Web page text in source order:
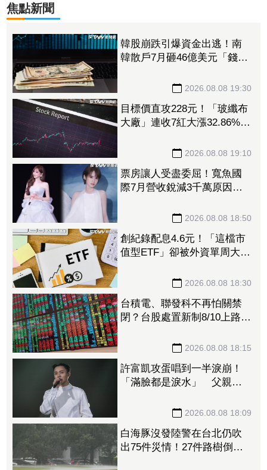
焦點新聞
韓股崩跌引爆資金出逃！南
韓散戶7月砸46億美元「錢」
2026.08.08 19:30
目標價直攻228元！「玻纖布
大廠」連收7紅大漲32.86%
2026.08.08 19:10
票房讓人受盡委屈！寬魚國
際7月營收銳減3千萬原因曝
網笑翻：是吃了誠實果實嗎
2026.08.08 18:50
創紀錄配息4.6元！「這檔市
值型ETF」卻被外資單周大砍
被抽回2億元
2026.08.08 18:30
台積電、聯發科不再怕關禁
閉？台股處置新制8/10上路！
2026.08.08 18:15
許富凱攻蛋唱到一半淚崩！
「滿臉都是淚水」 父親節
2026.08.08 18:09
白海豚沒發陸警在台北仍吹
出75件災情！27件路樹倒